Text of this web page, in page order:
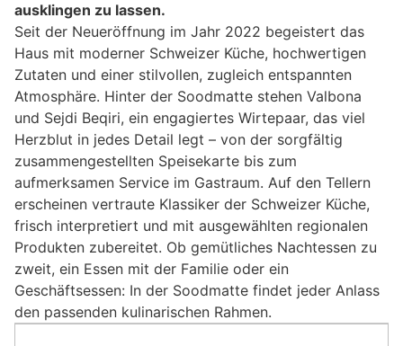
ausklingen zu lassen.
Seit der Neueröffnung im Jahr 2022 begeistert das
Haus mit moderner Schweizer Küche, hochwertigen
Zutaten und einer stilvollen, zugleich entspannten
Atmosphäre. Hinter der Soodmatte stehen Valbona
und Sejdi Beqiri, ein engagiertes Wirtepaar, das viel
Herzblut in jedes Detail legt – von der sorgfältig
zusammengestellten Speisekarte bis zum
aufmerksamen Service im Gastraum. Auf den Tellern
erscheinen vertraute Klassiker der Schweizer Küche,
frisch interpretiert und mit ausgewählten regionalen
Produkten zubereitet. Ob gemütliches Nachtessen zu
zweit, ein Essen mit der Familie oder ein
Geschäftsessen: In der Soodmatte findet jeder Anlass
den passenden kulinarischen Rahmen.